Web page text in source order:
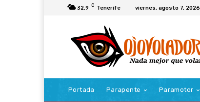
32.9 C Tenerife viernes, agosto 7, 2026
Portada Parapente Paramotor